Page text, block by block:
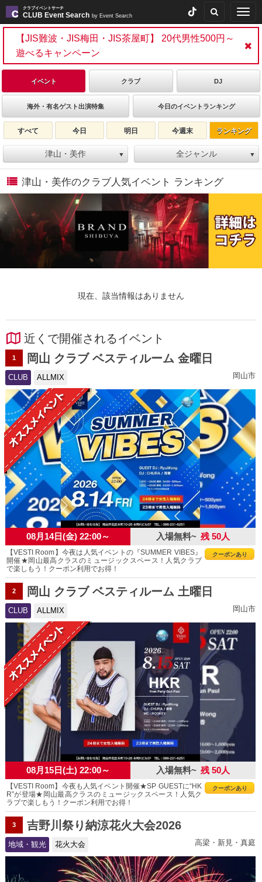
クラブイベントサーチ
CLUB Event Search by Event Search
【JIS難波・JIS梅田・JIS茶屋町】 20代男性500円～
遊べるキャンペーン
イベント クラブ DJ
海外・有名ゲスト出演特集 今日のイベントランキング
すべて 今日 明日 今週末 ランキング
津山・美作 ▼ 全ジャンル ▼
津山・美作のクラブ人気イベント ランキング
現在、該当情報はありません
近くで開催されるイベント
1 岡山 クラブ ベスティルーム 金曜日
CLUB ALLMIX 岡山市
08月14日(金) 22:00～ 入場無料~ 残 50人
クーポンあり
【VESTI Room】今夜は人気イベントの『SUMMER VIBES』
開催★岡山最高クラスのミュージックスペース！人気クラブ
で楽しもう！クーポン利用でお得！
2 岡山 クラブ ベスティルーム 土曜日
CLUB ALLMIX 岡山市
08月15日(土) 22:00～ 入場無料~ 残 50人
クーポンあり
【VESTI Room】今夜も人気イベント開催★SP GUESTに“HK
R”が登場★岡山最高クラスのミュージックスペース！人気ク
ラブで楽しもう！クーポン利用でお得！
3 吉野川祭り納涼花火大会2026
地域・観光 花火大会 高梁・新見・真庭